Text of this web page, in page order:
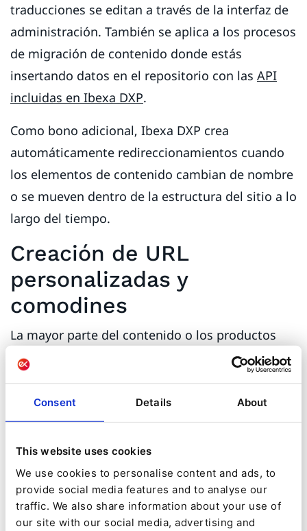
Consent Details About
This website uses cookies
We use cookies to personalise content and ads, to
provide social media features and to analyse our
traffic. We also share information about your use of
our site with our social media, advertising and
traducciones se editan a través de la interfaz de
administración. También se aplica a los procesos
de migración de contenido donde estás
insertando datos en el repositorio con las API
incluidas en Ibexa DXP.
Como bono adicional, Ibexa DXP crea
automáticamente redireccionamientos cuando
los elementos de contenido cambian de nombre
o se mueven dentro de la estructura del sitio a lo
largo del tiempo.
Creación de URL
personalizadas y
comodines
La mayor parte del contenido o los productos
que ofrece probablemente caerán en el rango de
administración automática. Pero todavía hay
espacio para alias o redireccionamientos
creados manualmente. Por ejemplo, al crear URL
cortas para campañas o redireccionar URL al
migrar de otro sistema a Ibexa DXP.
Las URL de nivel de elemento del repositorio se
pueden administrar a través de la pestaña URL.